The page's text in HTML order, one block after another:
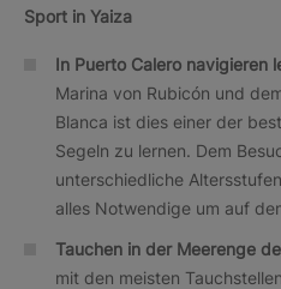
Sport in Yaiza
In Puerto Calero navigieren
Marina von Rubicón und
Blanca ist dies einer der
Segeln zu lernen. Dem
unterschiedliche
alles Notwendige um auf
Tauchen in der Meerenge
mit den meisten